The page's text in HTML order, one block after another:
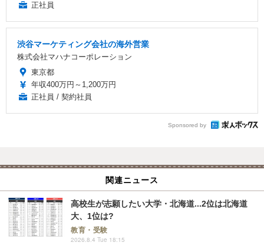
正社員
渋谷マーケティング会社の海外営業
株式会社マハナコーポレーション
東京都
年収400万円～1,200万円
正社員 / 契約社員
Sponsored by
関連ニュース
高校生が志願したい大学・北海道...2位は北海道
大、1位は?
教育・受験
2026.8.4 Tue 18:15